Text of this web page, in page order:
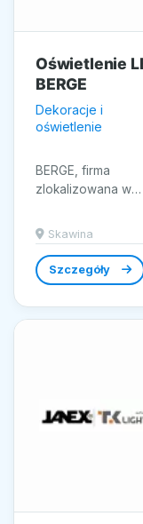
Oświetlenie
BERGE
Dekoracje i
oświetlenie
BERGE, firma
zlokalizowana w
szeroką gamę
produktów
oświetleniowych,
łączą...
Skawina
Szczegóły